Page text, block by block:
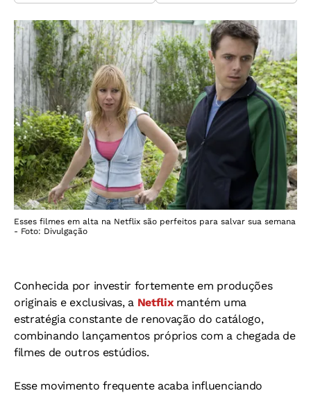
Esses filmes em alta na Netflix são perfeitos para salvar sua semana
- Foto: Divulgação
Conhecida por investir fortemente em produções
originais e exclusivas, a Netflixmantém uma
estratégia constante de renovação do catálogo,
combinando lançamentos próprios com a chegada de
filmes de outros estúdios.
Esse movimento frequente acaba influenciando